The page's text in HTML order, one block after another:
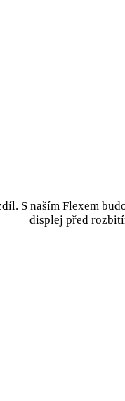
S naším Flexem
displej před